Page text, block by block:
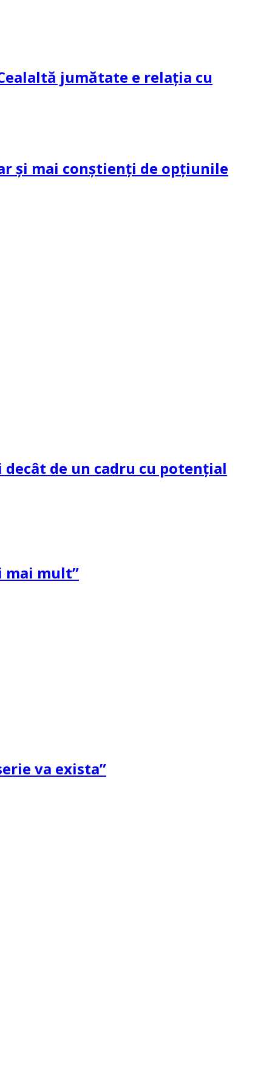
jumătate e relația cu
și mai conștienți de opțiunile
de un cadru cu potenţial
mai mult”
va exista”